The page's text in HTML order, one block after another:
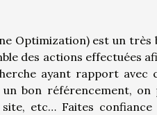
Optimization) est un très
des actions effectuées
ayant rapport avec
bon référencement, on
etc… Faites confiance